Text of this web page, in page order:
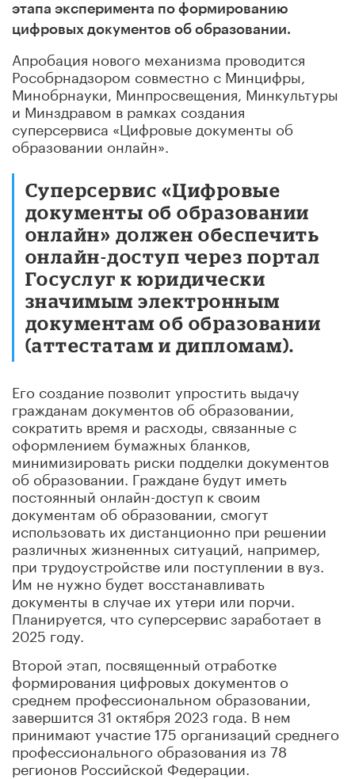
этапа эксперимента по формированию
цифровых документов об образовании.
Апробация нового механизма проводится
Рособрнадзором совместно с Минцифры,
Минобрнауки, Минпросвещения, Минкультуры
и Минздравом в рамках создания
суперсервиса «Цифровые документы об
образовании онлайн».
Суперсервис «Цифровые
документы об образовании
онлайн» должен обеспечить
онлайн-доступ через портал
Госуслуг к юридически
значимым электронным
документам об образовании
(аттестатам и дипломам).
Его создание позволит упростить выдачу
гражданам документов об образовании,
сократить время и расходы, связанные с
оформлением бумажных бланков,
минимизировать риски подделки документов
об образовании. Граждане будут иметь
постоянный онлайн-доступ к своим
документам об образовании, смогут
использовать их дистанционно при решении
различных жизненных ситуаций, например,
при трудоустройстве или поступлении в вуз.
Им не нужно будет восстанавливать
документы в случае их утери или порчи.
Планируется, что суперсервис заработает в
2025 году.
Второй этап, посвященный отработке
формирования цифровых документов о
среднем профессиональном образовании,
завершится 31 октября 2023 года. В нем
принимают участие 175 организаций среднего
профессионального образования из 78
регионов Российской Федерации.